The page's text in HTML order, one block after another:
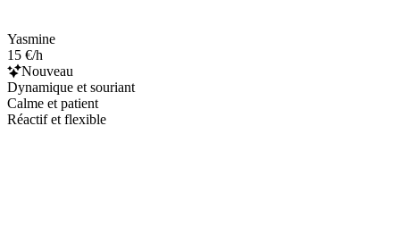
Yasmine
15 €/h
Nouveau
Dynamique et souriant
Calme et patient
Réactif et flexible